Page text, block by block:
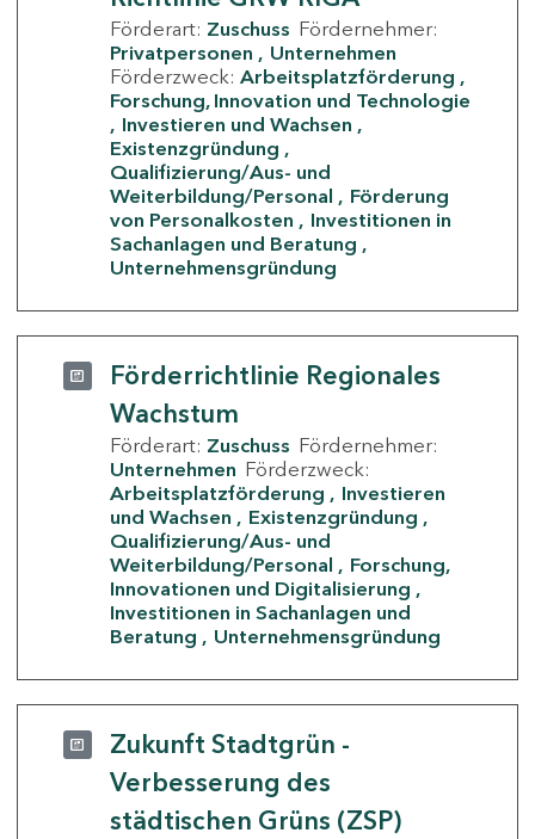
Förderart: Zuschuss Fördernehmer:
Privatpersonen
Unternehmen
Förderzweck: Arbeitsplatzförderung
Forschung, Innovation und Technologie
Investieren und Wachsen
Existenzgründung
Qualifizierung/Aus- und
Weiterbildung/Personal
Förderung
von Personalkosten
Investitionen in
Sachanlagen und Beratung
Unternehmensgründung
Förderrichtlinie Regionales
Wachstum
Förderart: Zuschuss Fördernehmer:
Unternehmen Förderzweck:
Arbeitsplatzförderung
Investieren
und Wachsen
Existenzgründung
Qualifizierung/Aus- und
Weiterbildung/Personal
Forschung,
Innovationen und Digitalisierung
Investitionen in Sachanlagen und
Beratung
Unternehmensgründung
Zukunft Stadtgrün -
Verbesserung des
städtischen Grüns (ZSP)